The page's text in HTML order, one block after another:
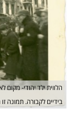
הלווית ילד יהודי-
בידיים לקבורה. תמונה זו